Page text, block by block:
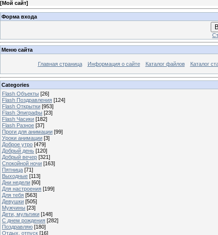
[Мой сайт]
Форма входа
Меню сайта
Главная страница Информация о сайте Каталог файлов Каталог
Categories
Flash Объекты [26]
Flash Поздравления [124]
Flash Открытки [953]
Flash Эпиграфы [23]
Flash Часики [182]
Flash Разное [37]
Проги для анимации [99]
Уроки анимации [3]
Доброе утро [479]
Добрый день [120]
Добрый вечер [321]
Спокойной ночи [163]
Пятница [71]
Выходные [113]
Дни недели [60]
Для настроения [199]
Для тебя [563]
Девушки [505]
Мужчины [23]
Дети, мультики [148]
С днем рождения [282]
Поздравляю [180]
Отдых, отпуск [16]